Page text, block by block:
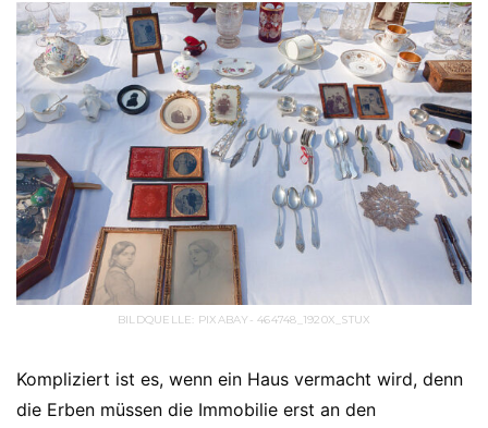
BILDQUELLE: PIXABAY- 464748_1920X_STUX
Kompliziert ist es, wenn ein Haus vermacht wird, denn
die Erben müssen die Immobilie erst an den